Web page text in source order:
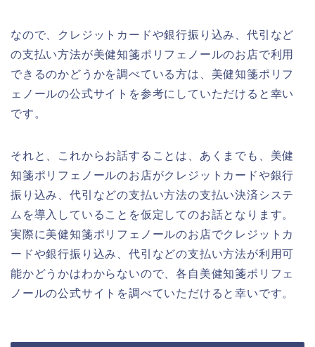
なので、クレジットカードや銀行振り込み、代引など
の支払い方法が美健知箋ポリフェノールのお店で利用
できるのかどうかを調べている方は、美健知箋ポリフ
ェノールの公式サイトを参考にしていただけると幸い
です。
それと、これからお話することは、あくまでも、美健
知箋ポリフェノールのお店がクレジットカードや銀行
振り込み、代引などの支払い方法の支払い決済システ
ムを導入していることを仮定してのお話となります。
実際に美健知箋ポリフェノールのお店でクレジットカ
ードや銀行振り込み、代引などの支払い方法が利用可
能かどうかはわからないので、各自美健知箋ポリフェ
ノールの公式サイトを調べていただけると幸いです。